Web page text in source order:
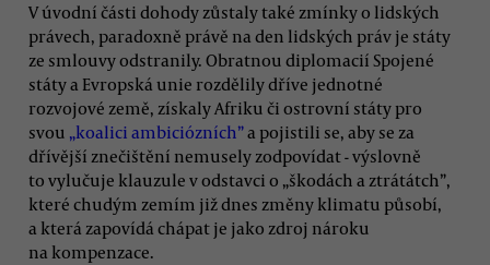
V úvodní části dohody zůstaly také zmínky o lidských
právech, paradoxně právě na den lidských práv je státy
ze smlouvy odstranily. Obratnou diplomacií Spojené
státy a Evropská unie rozdělily dříve jednotné
rozvojové země, získaly Afriku či ostrovní státy pro
svou „koalici ambiciózních”a pojistili se, aby se za
dřívější znečištění nemusely zodpovídat - výslovně
to vylučuje klauzule v odstavci o „škodách a ztrátátch”,
které chudým zemím již dnes změny klimatu působí,
a která zapovídá chápat je jako zdroj nároku
na kompenzace.